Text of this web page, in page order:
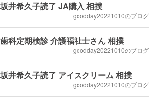
坂井希久子読了 JA購入 相撲
goodday20221010のブログ
歯科定期検診 介護福祉士さん 相撲
goodday20221010のブログ
坂井希久子読了 アイスクリーム 相撲
goodday20221010のブログ